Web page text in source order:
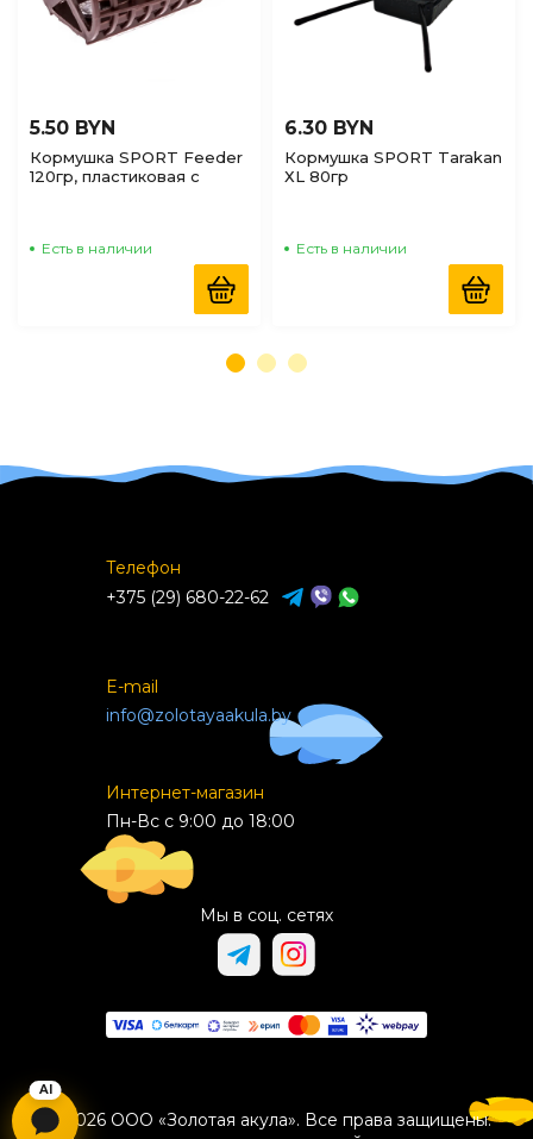
5.50 BYN
Кормушка SPORT Feeder
120гр, пластиковая с
Есть в наличии
6.30 BYN
Кормушка SPORT Tarakan
ХL 80гр
Есть в наличии
Телефон
+375 (29) 680-22-62
E-mail
info@zolotayaakula.by
Интернет-магазин
Пн-Вс с 9:00 до 18:00
Мы в соц. сетях
© 2026 ООО «Золотая акула». Все права защищены.